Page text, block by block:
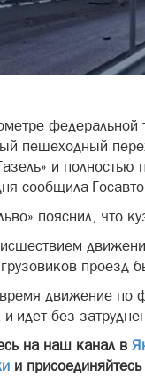
федеральной
пешеходный
и
сообщила
пояснил, что
проезд
движение по
и идет без
на наш канал в
и